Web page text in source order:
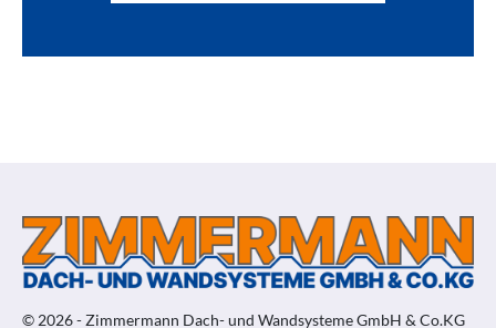
© 2026 - Zimmermann Dach- und Wandsysteme GmbH & Co.KG